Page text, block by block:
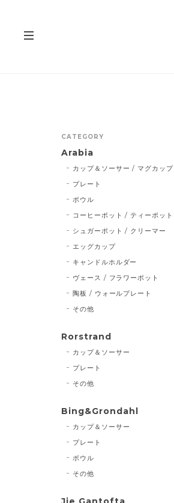
CATEGORY
Arabia
カップ＆ソーサー / マグカップ
プレート
ボウル
コーヒーポット / ティーポット
シュガーポット / クリーマー
エッグカップ
キャンドルホルダー
ヴェース / フラワーポット
陶板 / ウォールプレート
その他
Rorstrand
カップ＆ソーサー
プレート
その他
Bing&Grondahl
カップ＆ソーサー
プレート
ボウル
その他